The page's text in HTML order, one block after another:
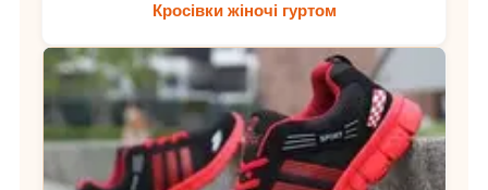
Кросівки жіночі гуртом